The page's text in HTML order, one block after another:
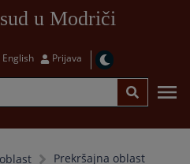
u Modriči
English Prijava
Prekršajna oblast